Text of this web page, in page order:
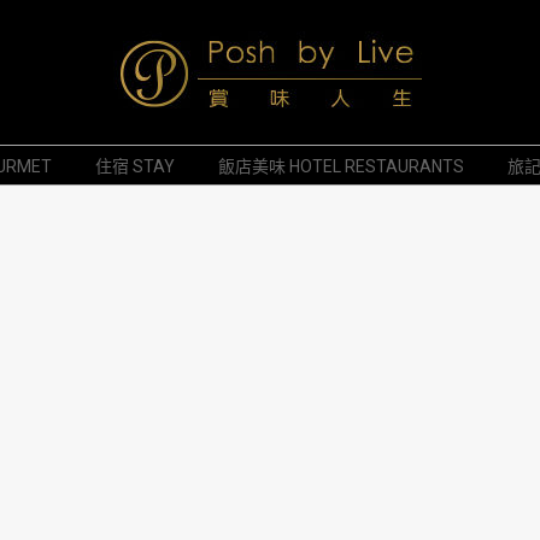
Posh
住宿 STAY 飯店美味 HOTEL RESTAURANTS 旅記